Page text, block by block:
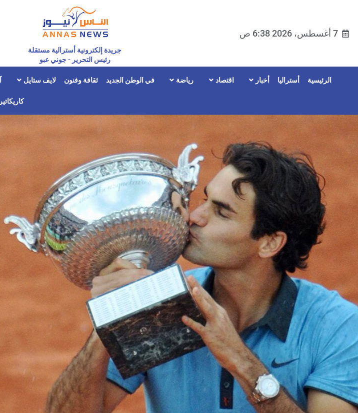
7 أغسطس، 2026 6:38 ص
جريدة إلكترونية أسترالية مستقلة
رئيس التحرير - جوني عبو
الرئيسية أستراليا أخبار اقتصاد رياضة في الوطن الجديد ثقافة وفنون لايف ستايل
كاريكاتير